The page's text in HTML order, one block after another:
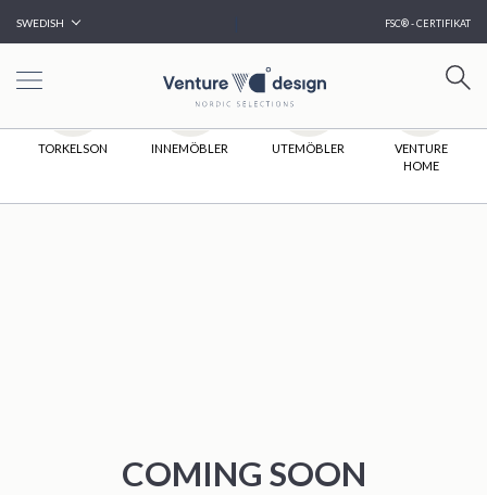
SWEDISH FSC® - CERTIFIKAT
HEM
TORKELSON INNEMÖBLER UTEMÖBLER
VENTURE
HOME
COMING SOON